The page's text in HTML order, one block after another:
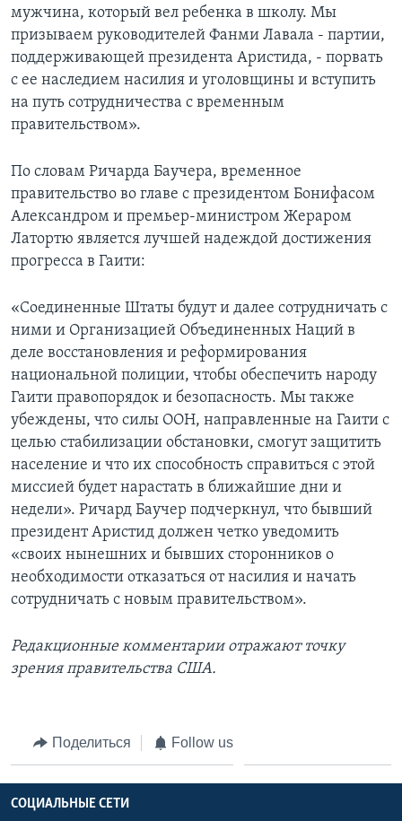
мужчина, который вел ребенка в школу. Мы
призываем руководителей Фанми Лавала - партии,
поддерживающей президента Аристида, - порвать
с ее наследием насилия и уголовщины и вступить
на путь сотрудничества с временным
правительством».
По словам Ричарда Баучера, временное
правительство во главе с президентом Бонифасом
Александром и премьер-министром Жераром
Латортю является лучшей надеждой достижения
прогресса в Гаити:
«Соединенные Штаты будут и далее сотрудничать с
ними и Организацией Объединенных Наций в
деле восстановления и реформирования
национальной полиции, чтобы обеспечить народу
Гаити правопорядок и безопасность. Мы также
убеждены, что силы ООН, направленные на Гаити с
целью стабилизации обстановки, смогут защитить
население и что их способность справиться с этой
миссией будет нарастать в ближайшие дни и
недели». Ричард Баучер подчеркнул, что бывший
президент Аристид должен четко уведомить
«своих нынешних и бывших сторонников о
необходимости отказаться от насилия и начать
сотрудничать с новым правительством».
Редакционные комментарии отражают точку
зрения правительства США.
Поделиться Follow us
СОЦИАЛЬНЫЕ СЕТИ